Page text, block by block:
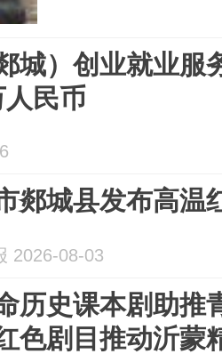
城）创业就业服
人民币
郯城县发布高温
2026-08-03
历史课本剧助
色剧目推动沂蒙